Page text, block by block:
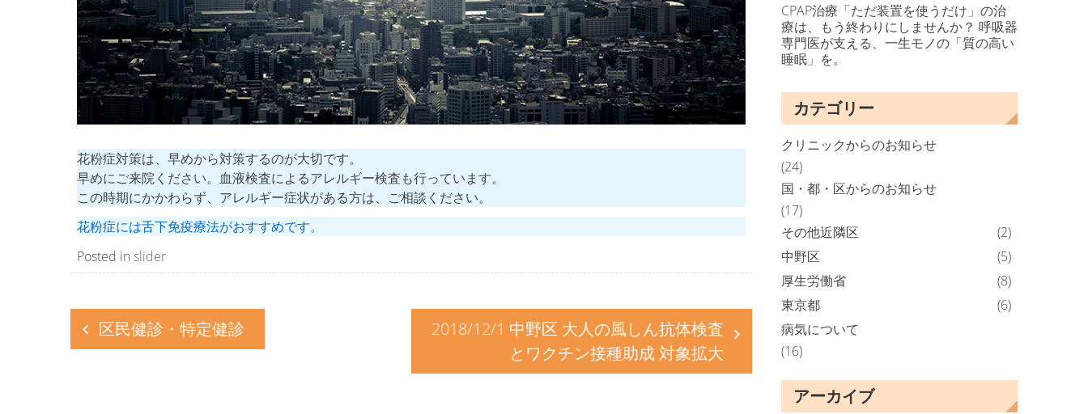
花粉症対策は、早めから対策するのが大切です。
早めにご来院ください。血液検査によるアレルギー検査も行っています。
この時期にかかわらず、アレルギー症状がある方は、ご相談ください。
花粉症には舌下免疫療法がおすすめです。
Posted in slider
投
稿 区民健診・特定健診
2018/12/1 中野区 大人の風しん抗体検査
とワクチン接種助成 対象拡大
CPAP治療「ただ装置を使うだけ」の治
療は、もう終わりにしませんか？ 呼吸器
専門医が支える、一生モノの「質の高い
睡眠」を。
カテゴリー
クリニックからのお知らせ
(24)
国・都・区からのお知らせ
(17)
その他近隣区
(2)
中野区
(5)
厚生労働省
(8)
東京都
(6)
病気について
(16)
アーカイブ